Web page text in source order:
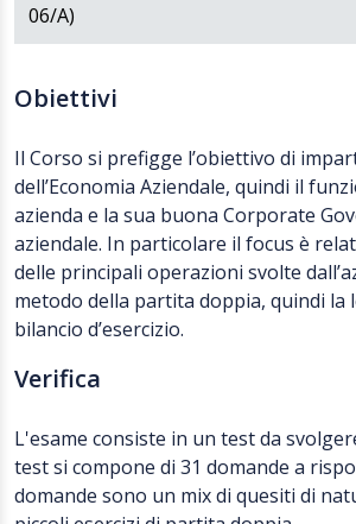
06/A)
Obiettivi
Il Corso si prefigge l’obiettivo di
dell’Economia Aziendale, quindi il
azienda e la sua buona Corporate
aziendale. In particolare il focus è
delle principali operazioni svolte
metodo della partita doppia, quindi la
bilancio d’esercizio.
Verifica
L'esame consiste in un test da
test si compone di 31 domande a
domande sono un mix di quesiti di